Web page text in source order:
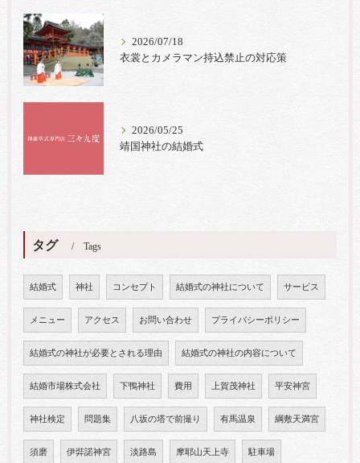
2026/07/18
衣裳とカメラマン持込禁止の対応策
2026/05/25
靖国神社の結婚式
タグ Tags
結婚式 神社 コンセプト 結婚式の神社について サービス
メニュー アクセス お問い合わせ プライバシーポリシー
結婚式の神社が必要とされる理由 結婚式の神社の内容について
結婚市場株式会社 下鴨神社 費用 上賀茂神社 平安神宮
神社検定 問題集 八坂の塔で前撮り 有馬温泉 綱敷天満宮
須磨 伊弉諾神宮 淡路島 摩耶山天上寺 駐車場